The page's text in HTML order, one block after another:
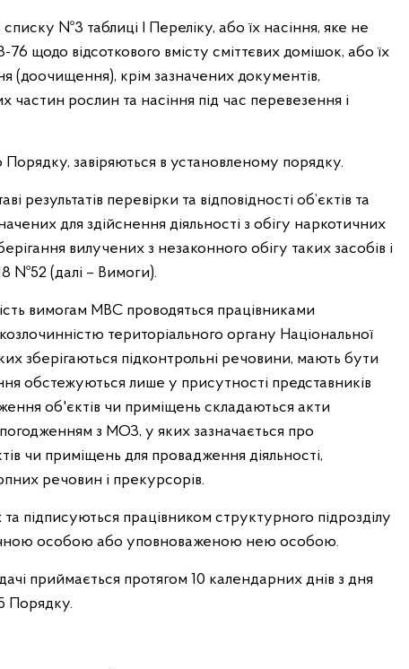
№3 таблиці I Переліку, або їх насіння, яке не
щодо відсоткового вмісту сміттєвих домішок, або їх
(доочищення), крім зазначених документів,
частин рослин та насіння під час перевезення і
Порядку, завіряються в установленому порядку.
результатів перевірки та відповідності об’єктів та
для здійснення діяльності з обігу наркотичних
вилучених з незаконного обігу таких засобів і
№52 (далі – Вимоги).
вимогам МВС проводяться працівниками
територіального органу Національної
зберігаються підконтрольні речовини, мають бути
обстежуються лише у присутності представників
об'єктів чи приміщень складаються акти
з МОЗ, у яких зазначається про
чи приміщень для провадження діяльності,
речовин і прекурсорів.
підписуються працівником структурного підрозділу
особою або уповноваженою нею особою.
приймається протягом 10 календарних днів з дня
Порядку.